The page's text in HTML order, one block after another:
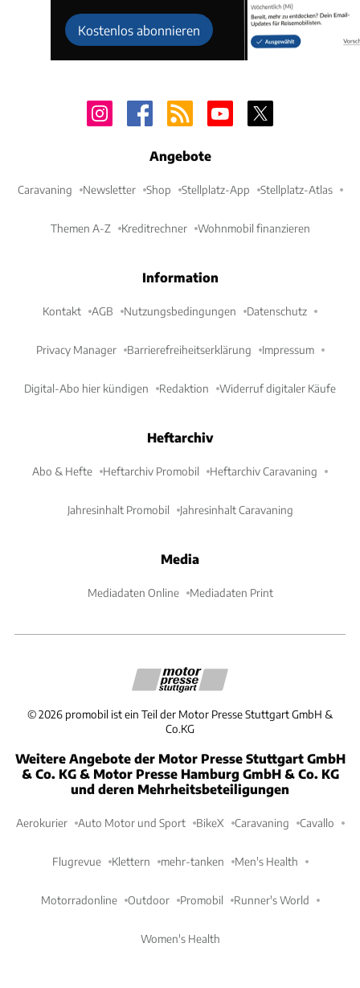
Kostenlos abonnieren
Angebote
Caravaning Newsletter Shop Stellplatz-App Stellplatz-Atlas
Themen A-Z Kreditrechner Wohnmobil finanzieren
Information
Kontakt AGB Nutzungsbedingungen Datenschutz
Privacy Manager Barrierefreiheitserklärung Impressum
Digital-Abo hier kündigen Redaktion Widerruf digitaler Käufe
Heftarchiv
Abo & Hefte Heftarchiv Promobil Heftarchiv Caravaning
Jahresinhalt Promobil Jahresinhalt Caravaning
Media
Mediadaten Online Mediadaten Print
©2026 promobil ist ein Teil der Motor Presse Stuttgart GmbH &
Co.KG
Weitere Angebote der Motor Presse Stuttgart GmbH
& Co. KG & Motor Presse Hamburg GmbH & Co. KG
und deren Mehrheitsbeteiligungen
Aerokurier Auto Motor und Sport BikeX Caravaning Cavallo
Flugrevue Klettern mehr-tanken Men's Health
Motorradonline Outdoor Promobil Runner's World
Women's Health